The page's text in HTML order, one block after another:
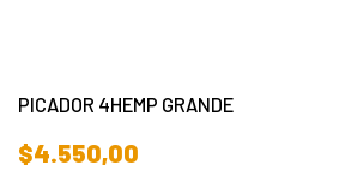
PICADOR 4HEMP GRANDE
$4.550,00